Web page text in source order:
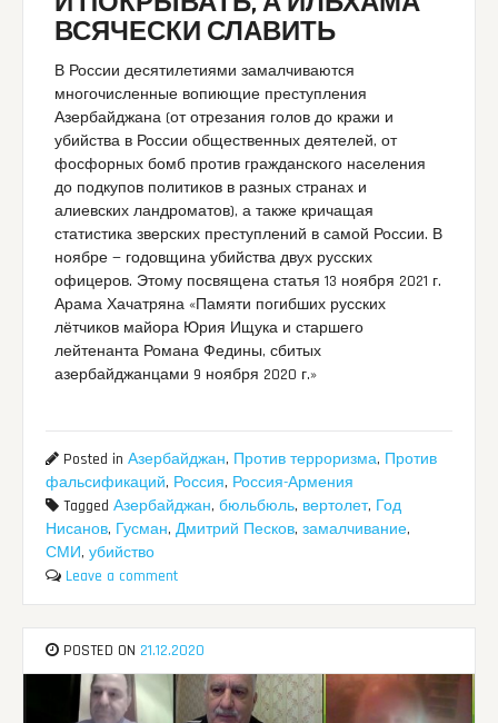
ВСЯЧЕСКИ СЛАВИТЬ
В России десятилетиями замалчиваются
многочисленные вопиющие преступления
Азербайджана (от отрезания голов до кражи и
убийства в России общественных деятелей, от
фосфорных бомб против гражданского населения
до подкупов политиков в разных странах и
алиевских ландроматов), а также кричащая
статистика зверских преступлений в самой России. В
ноябре — годовщина убийства двух русских
офицеров. Этому посвящена статья 13 ноября 2021 г.
Арама Хачатряна «Памяти погибших русских
лётчиков майора Юрия Ищука и старшего
лейтенанта Романа Федины, сбитых
азербайджанцами 9 ноября 2020 г.»
Posted inАзербайджан, Против терроризма, Против
фальсификаций, Россия, Россия-Армения
TaggedАзербайджан,бюльбюль, вертолет, Год
Нисанов, Гусман,Дмитрий Песков,замалчивание,
СМИ,убийство
Leave a comment
POSTED ON 21.12.2020